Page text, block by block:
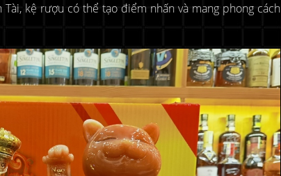
kệ rượu có thể tạo điểm nhấn và mang phong cách